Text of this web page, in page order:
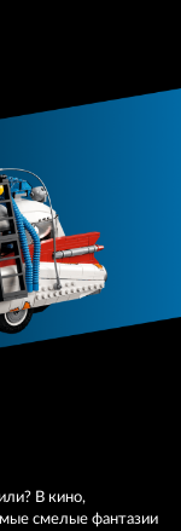
В кино,
смелые фантазии